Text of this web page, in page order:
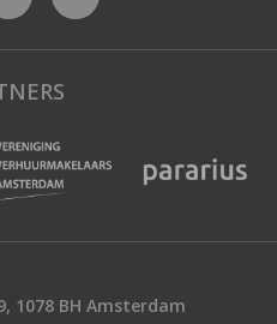
1078 BH Amsterdam